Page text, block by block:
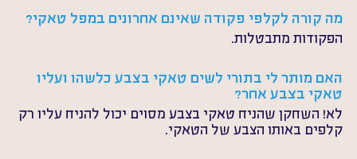
מה קורה לקלפי פקודה שאינם אחרונים במפל טאקי?
הפקודות מתבטלות.
האם מותר לי בתורי לשים טאקי בצבע כלשהו ועליו
טאקי בצבע אחר?
לא! השחקן שהניח טאקי בצבע מסוים יכול להניח עליו רק
קלפים באותו הצבע של הטאקי.